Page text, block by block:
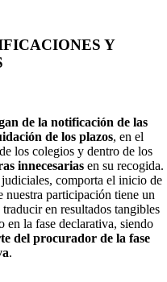
Y
de la notificación de las
de los plazos, en el
los colegios y dentro de los
innecesariasen su recogida.
comporta el inicio de
nuestra participación tiene un
en resultados tangibles
en la fase declarativa, siendo
del procurador de la fase
.